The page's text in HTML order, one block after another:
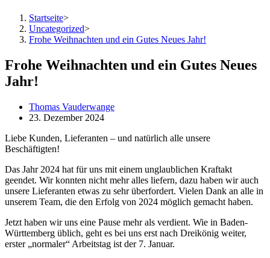
Startseite>
Uncategorized>
Frohe Weihnachten und ein Gutes Neues Jahr!
Frohe Weihnachten und ein Gutes Neues
Jahr!
Beitrags-
Autor:
Thomas Vauderwange
Beitrag
23. Dezember 2024
Liebe Kunden, Lieferanten – und natürlich alle unsere
Beschäftigten!
Das Jahr 2024 hat für uns mit einem unglaublichen Kraftakt
geendet. Wir konnten nicht mehr alles liefern, dazu haben wir auch
unsere Lieferanten etwas zu sehr überfordert. Vielen Dank an alle in
unserem Team, die den Erfolg von 2024 möglich gemacht haben.
Jetzt haben wir uns eine Pause mehr als verdient. Wie in Baden-
Württemberg üblich, geht es bei uns erst nach Dreikönig weiter,
erster „normaler“ Arbeitstag ist der 7. Januar.